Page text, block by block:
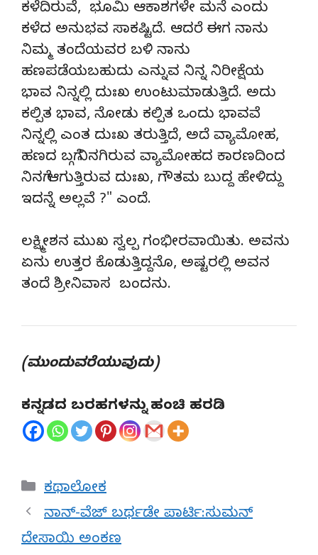
ಕಳೆದಿರುವೆ, ಭೂಮಿ ಆಕಾಶಗಳೇ ಮನೆ ಎಂದು
ಕಳೆದ ಅನುಭವ ಸಾಕಷ್ಟಿದೆ. ಆದರೆ ಈಗ ನಾನು
ನಿಮ್ಮ ತಂದೆಯವರ ಬಳಿ ನಾನು
ಹಣಪಡೆಯಬಹುದು ಎನ್ನುವ ನಿನ್ನ ನಿರೀಕ್ಷೆಯ
ಭಾವ ನಿನ್ನಲ್ಲಿ ದುಃಖ ಉಂಟುಮಾಡುತ್ತಿದೆ. ಅದು
ಕಲ್ಪಿತ ಭಾವ, ನೋಡು ಕಲ್ಪಿತ ಒಂದು ಭಾವವೆ
ನಿನ್ನಲ್ಲಿ ಎಂತ ದುಃಖ ತರುತ್ತಿದೆ, ಅದೆ ವ್ಯಾಮೋಹ,
ಹಣದ ಬಗ್ಗೆ ನಿನಗಿರುವ ವ್ಯಾಮೋಹದ ಕಾರಣದಿಂದ
ನಿನಗೆ ಆಗುತ್ತಿರುವ ದುಃಖ, ಗೌತಮ ಬುದ್ದ ಹೇಳಿದ್ದು
ಇದನ್ನೆ ಅಲ್ಲವೆ ?" ಎಂದೆ.
ಲಕ್ಷ್ಮೀಶನ ಮುಖ ಸ್ವಲ್ಪ ಗಂಭೀರವಾಯಿತು. ಅವನು
ಏನು ಉತ್ತರ ಕೊಡುತ್ತಿದ್ದನೊ, ಅಷ್ಟರಲ್ಲಿ ಅವನ
ತಂದೆ ಶ್ರೀನಿವಾಸ ಬಂದನು.
(ಮುಂದುವರೆಯುವುದು)
ಕನ್ನಡದ ಬರಹಗಳನ್ನು ಹಂಚಿ ಹರಡಿ
Categories
ಕಥಾಲೋಕ
ನಾನ್-ವೆಜ್ ಬರ್ಥಡೇ ಪಾರ್ಟಿ:ಸುಮನ್
ದೇಸಾಯಿ ಅಂಕಣ